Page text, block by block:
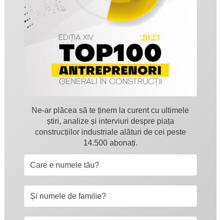
Ne-ar plăcea să te ținem la curent cu ultimele
știri, analize și interviuri despre piața
construcțiilor industriale alături de cei peste
14.500 abonați.